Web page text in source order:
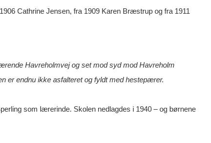
Cathrine Jensen, fra 1909 Karen Bræstrup og fra 1911
Havreholmvej og set mod syd mod Havreholm
er endnu ikke asfalteret og fyldt med hestepærer.
som lærerinde. Skolen nedlagdes i 1940 – og børnene